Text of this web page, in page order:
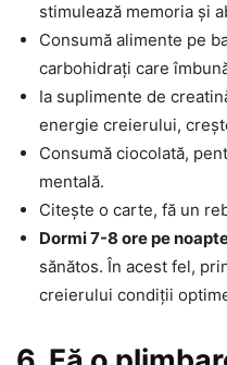
stimulează memoria și
Consumă alimente pe
carbohidrați care
Ia suplimente de
energie creierului,
Consumă ciocolată,
mentală.
Citește o carte, fă un
Dormi 7-8 ore pe
sănătos. În acest fel,
creierului condiții